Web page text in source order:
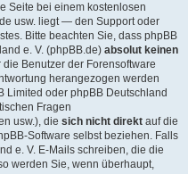
Seite bei einem kostenlosen
usw. liegt — den Support oder
Bitte beachten Sie, dass phpBB
e. V. (phpBB.de) absolut keinen
Benutzer der Forensoftware
herangezogen werden
Limited oder phpBB Deutschland
Fragen
usw.), die sich nicht direkt auf die
Software selbst beziehen. Falls
e. V. E-Mails schreiben, die die
werden Sie, wenn überhaupt,